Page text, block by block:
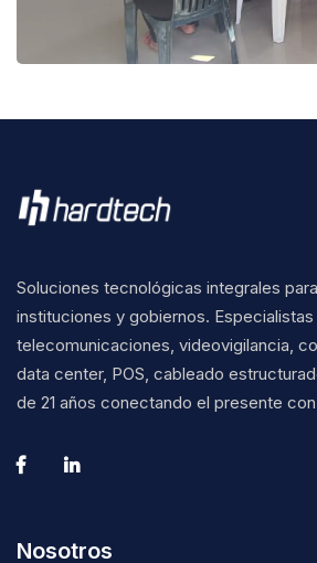
Soluciones tecnológicas integrales
instituciones y gobiernos.
telecomunicaciones, videovigilancia,
data center, POS, cableado
de 21 años conectando el presente
Nosotros